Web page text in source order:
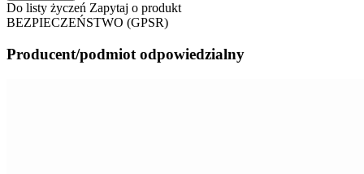
Do listy życzeń Zapytaj o produkt
BEZPIECZEŃSTWO (GPSR)
Producent/podmiot odpowiedzialny